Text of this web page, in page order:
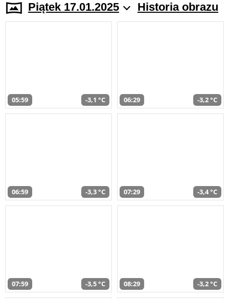
Piątek 17.01.2025 Historia obrazu
05:59 -3,1 °C 06:29 -3,2 °C
06:59 -3,3 °C 07:29 -3,4 °C
07:59 -3,5 °C 08:29 -3,2 °C